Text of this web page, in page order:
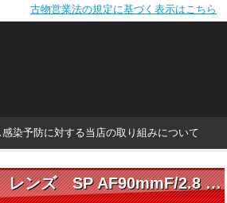
古物営業法の規定に基づく表示はこちら
感染予防に対する当店の取り組みについて
TAMRON レンズ SP AF90mmF/2.8 Di MACRO1:1Nikon用